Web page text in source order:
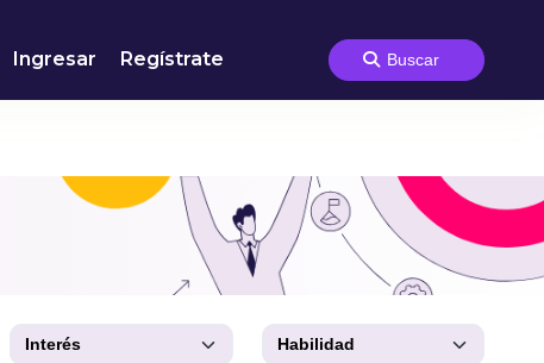
Ingresar Regístrate